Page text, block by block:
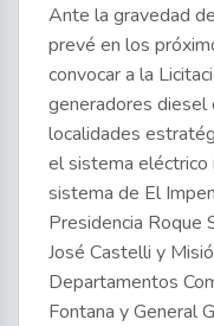
Ante la gravedad
prevé en los
convocar a la
generadores diesel
localidades
el sistema eléctrico
sistema de El
Presidencia Roque
José Castelli y
Departamentos
Fontana y General